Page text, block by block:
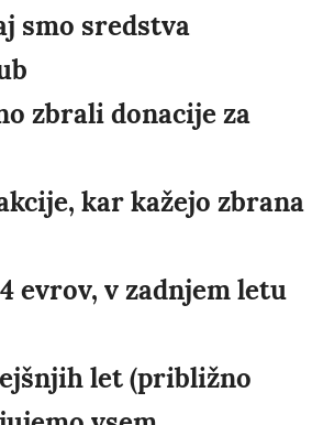
smo sredstva
zbrali donacije za
kar kažejo zbrana
evrov, v zadnjem letu
let (približno